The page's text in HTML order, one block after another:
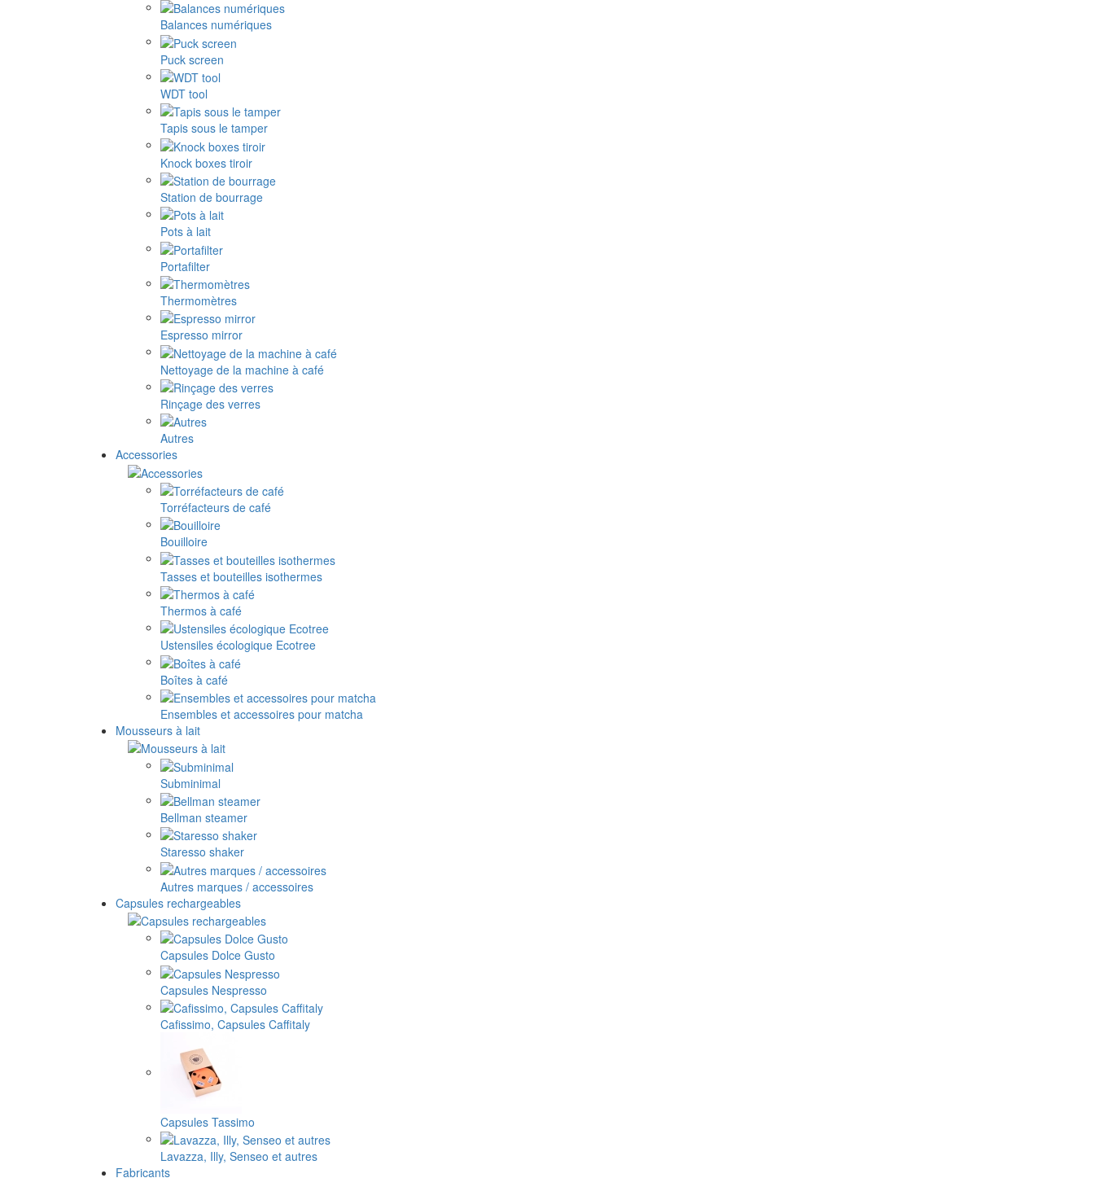
Balances numériques
Puck screen
WDT tool
Tapis sous le tamper
Knock boxes tiroir
Station de bourrage
Pots à lait
Portafilter
Thermomètres
Espresso mirror
Nettoyage de la machine à café
Rinçage des verres
Autres
Accessories
Torréfacteurs de café
Bouilloire
Tasses et bouteilles isothermes
Thermos à café
Ustensiles écologique Ecotree
Boîtes à café
Ensembles et accessoires pour matcha
Mousseurs à lait
Subminimal
Bellman steamer
Staresso shaker
Autres marques / accessoires
Capsules rechargeables
Capsules Dolce Gusto
Capsules Nespresso
Cafissimo, Capsules Caffitaly
Capsules Tassimo
Lavazza, Illy, Senseo et autres
Fabricants